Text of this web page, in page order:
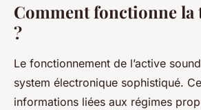
Comment fonctionne la
?
Le fonctionnement de l’active
system électronique sophistiqué.
informations liées aux régimes